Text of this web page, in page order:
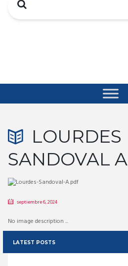
LOURDES
SANDOVAL A
septiembre 6, 2024
No image description ...
LATEST POSTS